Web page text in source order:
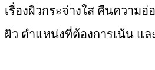
เรื่องผิวกระจ่างใส คืนความ
ผิว ตำแหน่งที่ต้องการเน้น แ